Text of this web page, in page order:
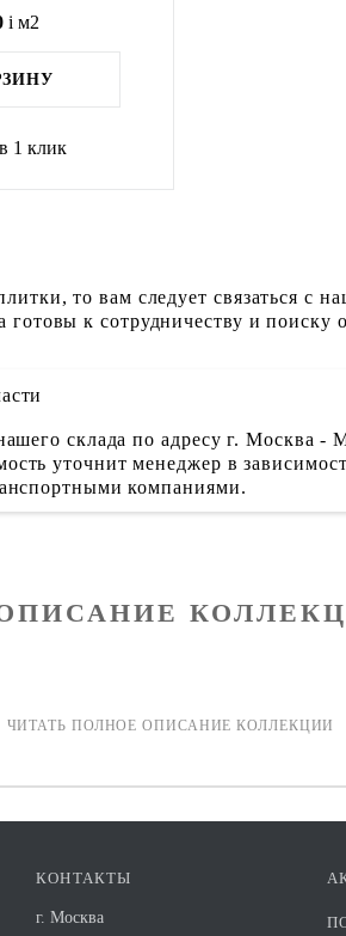
i м2
1 клик
то вам следует связаться с
к сотрудничеству и
склада по адресу г.
уточнит менеджер в
компаниями.
КОНТАКТЫ
г. Москва